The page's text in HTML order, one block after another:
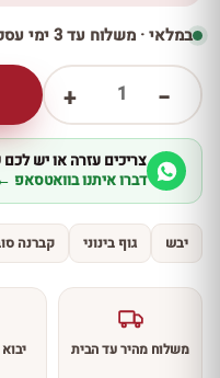
במלאי · משלוח עד 3 ימי עסקים
−
1
+
צריכים עזרה או יש
דברו איתנו בוואטסאפ ←
יבש גוף בינוני קברנה
משלוח מהיר עד הבית